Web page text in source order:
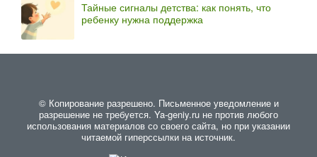
Тайные сигналы детства: как понять, что
ребенку нужна поддержка
© Копирование разрешено. Письменное уведомление и
разрешение не требуется. Ya-geniy.ru не против любого
использования материалов со своего сайта, но при указании
читаемой гиперссылки на источник.